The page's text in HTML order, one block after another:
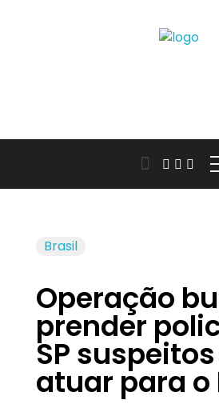
Brasil
Operação
prender
SP
atuar para o